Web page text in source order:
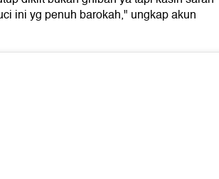
ini yg penuh barokah," ungkap akun